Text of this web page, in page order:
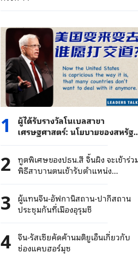
1
ผู้ได้รับรางวัลโนเบลสาขา
เศรษฐศาสตร์: นโยบายของสหรัฐฯ
เปลี่ยนบ่อยไม่แน่นอน ใครอยากมี
ความสัมพันธ์ไปมาด้วย?
2 ทูตพิเศษของปธน.สี จิ้นผิง จะเข้าร่วม
พิธีสาบานตนเข้ารับตำแหน่ง
ประธานาธิบดีแห่งสาธารณรัฐคองโก
3 ผู้แทนจีน-อัฟกานิสถาน-ปากีสถาน
ประชุมกันที่เมืองอุรุมชี
4 จีน-รัสเซียคัดค้านมติยูเอ็นเกี่ยวกับ
ช่องแคบฮอร์มุซ